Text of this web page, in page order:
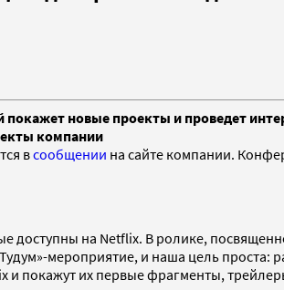
новые проекты и проведет
компании
всообщении на сайте компании.
доступны на Netflix. В ролике,
мероприятие, и наша цель проста:
покажут их первые фрагменты,